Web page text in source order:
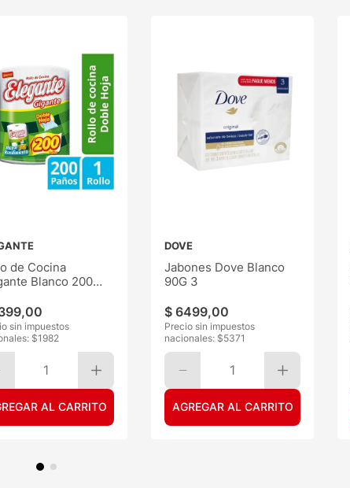
de Cocina
Blanco 200
,00
sin impuestos
$1982
1
AL CARRITO
DOVE
Jabones Dove Blanco
90G 3
$ 6499,00
Precio sin impuestos
nacionales: $5371
1
AGREGAR AL CARRITO